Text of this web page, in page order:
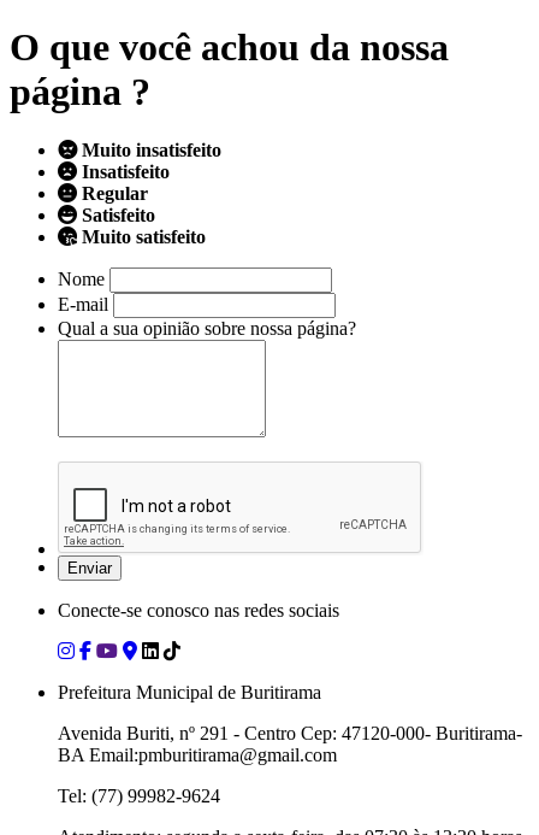
O que você achou da nossa
página ?
Muito insatisfeito
Insatisfeito
Regular
Satisfeito
Muito satisfeito
Nome
E-mail
Qual a sua opinião sobre nossa página?
Conecte-se conosco nas redes sociais
Prefeitura Municipal de Buritirama
Avenida Buriti, nº 291 - Centro Cep: 47120-000- Buritirama-
BA Email:pmburitirama@gmail.com
Tel: (77) 99982-9624